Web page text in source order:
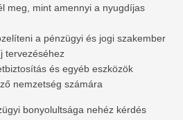
meg, mint amennyi a nyugdíjas
a pénzügyi és jogi szakember
tervezéséhez
és egyéb eszközök
nemzetség számára
bonyolultsága nehéz kérdés